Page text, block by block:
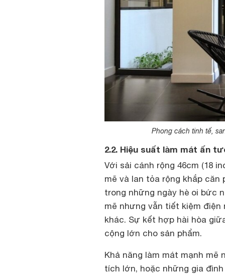
Phong cách tinh tế,
2.2. Hiệu suất làm mát ấn
Với sải cánh rộng 46cm (18
mẽ và lan tỏa rộng khắp căn
trong những ngày hè oi bức
mẽ nhưng vẫn tiết kiệm
khác. Sự kết hợp hài hòa
cộng lớn cho sản phẩm.
Khả năng làm mát mạnh
tích lớn, hoặc những gia